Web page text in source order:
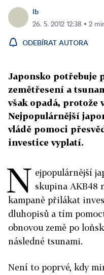
lb
26. 5. 2012 12:38 ▪ 2
ODEBÍRAT AUTORA
Japonsko potřebuje
zemětřesení a
však opadá, protože
Nejpopulárnější
vládě pomoci
investice vyplatí.
N ejpopulárnější
skupina AKB48
kampaně přilákat
dluhopisů a tím
obnovou země po
následné tsunami.
Není to poprvé, kdy